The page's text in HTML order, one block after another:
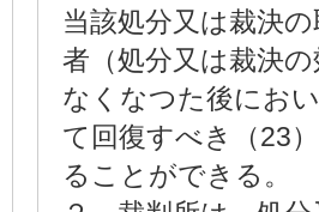
当該処分又は裁決
者（処分又は裁決
なくなつた後にお
て回復すべき（23
ることができる。